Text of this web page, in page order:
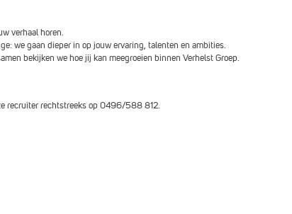
Mathieu D.
verhaal horen.
we gaan dieper in op jouw ervaring, talenten en ambities.
bekijken we hoe jij kan meegroeien binnen Verhelst Groep.
recruiter rechtstreeks op 0496/588 812.